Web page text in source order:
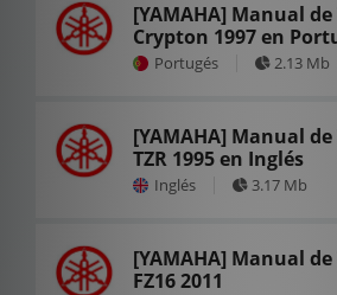
[YAMAHA] Manual
Crypton 1997 en
Portugés 2.13 Mb
[YAMAHA] Manual
TZR 1995 en Inglés
Inglés 3.17 Mb
[YAMAHA] Manual
FZ16 2011